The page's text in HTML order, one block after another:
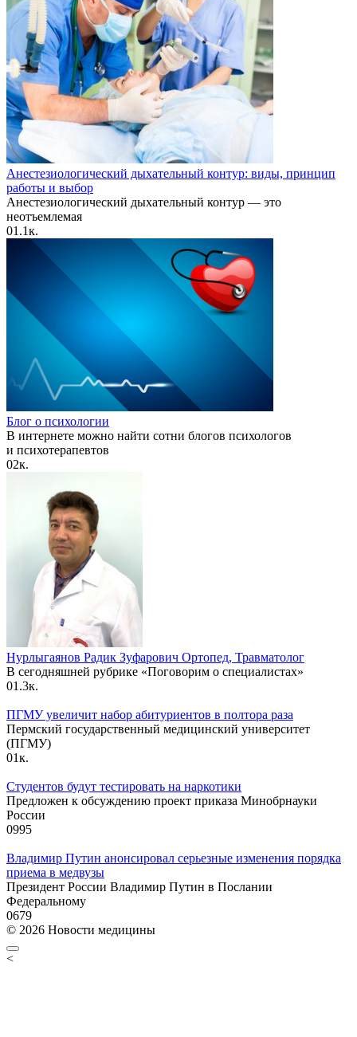
Анестезиологический дыхательный контур: виды, принцип
работы и выбор
Анестезиологический дыхательный контур — это
неотъемлемая
01.1к.
Блог о психологии
В интернете можно найти сотни блогов психологов
и психотерапевтов
02к.
Нурлыгаянов Радик Зуфарович Ортопед, Травматолог
В сегодняшней рубрике «Поговорим о специалистах»
01.3к.
ПГМУ увеличит набор абитуриентов в полтора раза
Пермский государственный медицинский университет
(ПГМУ)
01к.
Студентов будут тестировать на наркотики
Предложен к обсуждению проект приказа Минобрнауки
России
0995
Владимир Путин анонсировал серьезные изменения порядка
приема в медвузы
Президент России Владимир Путин в Послании
Федеральному
0679
© 2026 Новости медицины
<